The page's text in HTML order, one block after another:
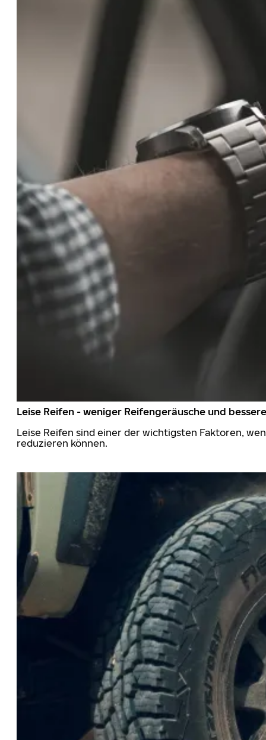
Leise Reifen - weniger Reifengeräusche und
Leise Reifen sind einer der wichtigsten Faktoren,
reduzieren können.